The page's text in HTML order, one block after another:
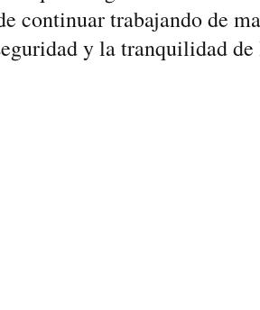
continuar trabajando de
y la tranquilidad de